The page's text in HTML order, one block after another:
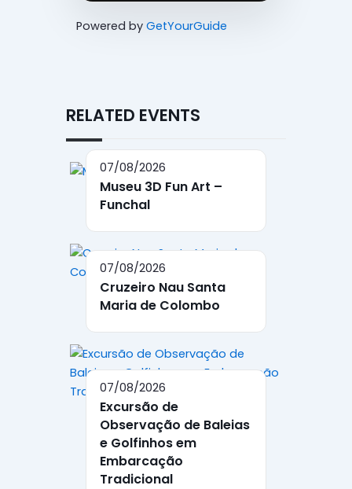
Powered by GetYourGuide
RELATED EVENTS
07/08/2026
Museu 3D Fun Art –
Funchal
07/08/2026
Cruzeiro Nau Santa
Maria de Colombo
07/08/2026
Excursão de
Observação de Baleias
e Golfinhos em
Embarcação
Tradicional